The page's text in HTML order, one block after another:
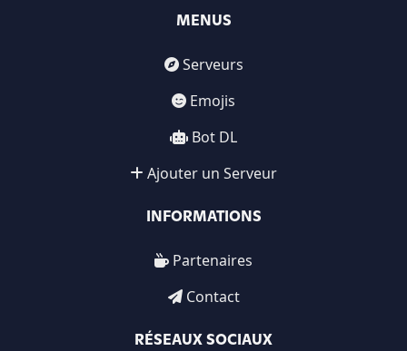
MENUS
Serveurs
Emojis
Bot DL
Ajouter un Serveur
INFORMATIONS
Partenaires
Contact
RÉSEAUX SOCIAUX